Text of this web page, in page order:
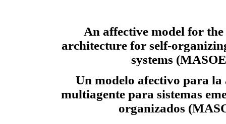
An affective model for
architecture for self-
systems
Un modelo afectivo para
multiagente para sistemas
organizados